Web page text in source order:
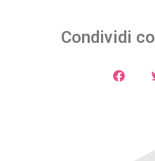
Condividi